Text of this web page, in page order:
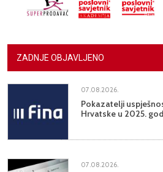
ZADNJE OBJAVLJENO
07.08.2026.
Pokazatelji
Hrvatske u 2025.
07.08.2026.